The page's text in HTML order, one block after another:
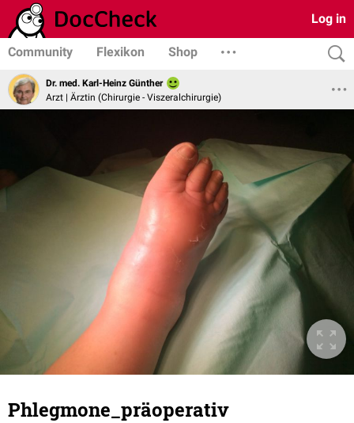
Log in
Community Flexikon Shop
Dr. med. Karl-Heinz Günther
Arzt | Ärztin (Chirurgie - Viszeralchirurgie)
Phlegmone_präoperativ